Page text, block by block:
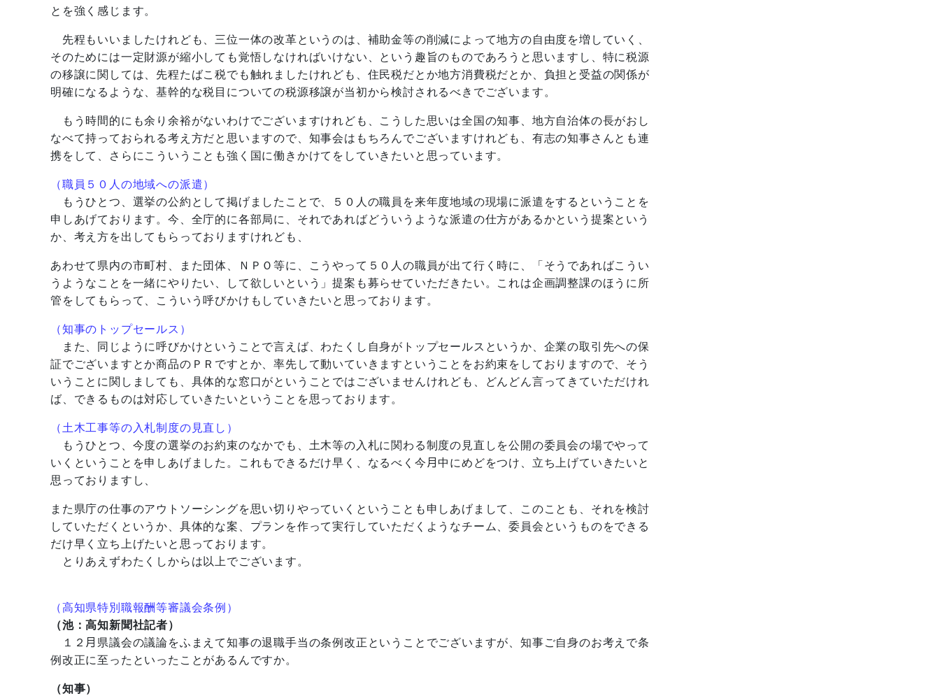
とを強く感じます。
先程もいいましたけれども、三位一体の改革というのは、補助金等の削減によって地方の自由度を増していく、
そのためには一定財源が縮小しても覚悟しなければいけない、という趣旨のものであろうと思いますし、特に税源
の移譲に関しては、先程たばこ税でも触れましたけれども、住民税だとか地方消費税だとか、負担と受益の関係が
明確になるような、基幹的な税目についての税源移譲が当初から検討されるべきでございます。
もう時間的にも余り余裕がないわけでございますけれども、こうした思いは全国の知事、地方自治体の長がおし
なべて持っておられる考え方だと思いますので、知事会はもちろんでございますけれども、有志の知事さんとも連
携をして、さらにこういうことも強く国に働きかけてをしていきたいと思っています。
（職員５０人の地域への派遣）
もうひとつ、選挙の公約として掲げましたことで、５０人の職員を来年度地域の現場に派遣をするということを
申しあげております。今、全庁的に各部局に、それであればどういうような派遣の仕方があるかという提案という
か、考え方を出してもらっておりますけれども、
あわせて県内の市町村、また団体、ＮＰＯ等に、こうやって５０人の職員が出て行く時に、「そうであればこうい
うようなことを一緒にやりたい、して欲しいという」提案も募らせていただきたい。これは企画調整課のほうに所
管をしてもらって、こういう呼びかけもしていきたいと思っております。
（知事のトップセールス）
また、同じように呼びかけということで言えば、わたくし自身がトップセールスというか、企業の取引先への保
証でございますとか商品のＰＲですとか、率先して動いていきますということをお約束をしておりますので、そう
いうことに関しましても、具体的な窓口がということではございませんけれども、どんどん言ってきていただけれ
ば、できるものは対応していきたいということを思っております。
（土木工事等の入札制度の見直し）
もうひとつ、今度の選挙のお約束のなかでも、土木等の入札に関わる制度の見直しを公開の委員会の場でやって
いくということを申しあげました。これもできるだけ早く、なるべく今月中にめどをつけ、立ち上げていきたいと
思っておりますし、
また県庁の仕事のアウトソーシングを思い切りやっていくということも申しあげまして、このことも、それを検討
していただくというか、具体的な案、プランを作って実行していただくようなチーム、委員会というものをできる
だけ早く立ち上げたいと思っております。
とりあえずわたくしからは以上でございます。
（高知県特別職報酬等審議会条例）
（池：高知新聞社記者）
１２月県議会の議論をふまえて知事の退職手当の条例改正ということでございますが、知事ご自身のお考えで条
例改正に至ったといったことがあるんですか。
（知事）